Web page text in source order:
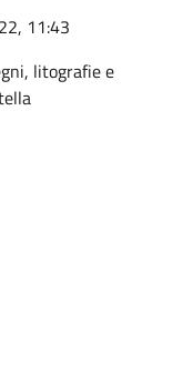
11:43
litografie e